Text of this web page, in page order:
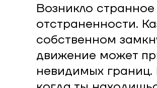
Возникло
отстраненности.
собственном
движение может
невидимых